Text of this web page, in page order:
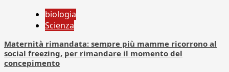
biologia
Scienza
Maternità rimandata: sempre più mamme ricorrono al
social freezing, per rimandare il momento del
concepimento